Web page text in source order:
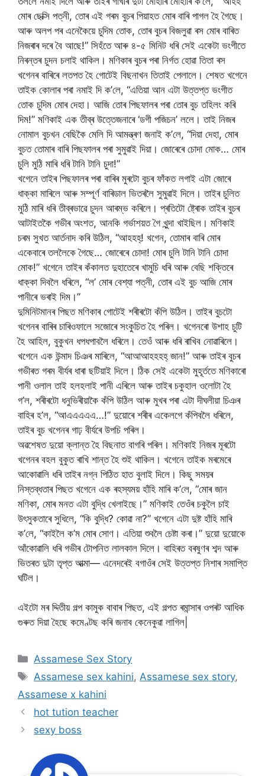
মোৰ ছেক্সি পত্নী, তোৰ এই গৰম বুচৰ পিয়াহত মোৰ বাৰি পাগল হৈ গৈছে।
আৰু অলপ পৰ এনেকৈয়ে চুদিম তোক, তোৰ বুচৰ বিজলুৱা ৰস মোৰ বাৰিত
নিজৰাৰ দৰে বৈ আছে!” সিহঁতে আৰু ৪-৫ মিনিট ধৰি সেই একেটা ভংগীতে
নিৰন্তৰ চুদন চলাই থাকিল। মণিকাৰ বুচৰ পৰা নিৰ্গত হোৱা তিতা ৰস
খগেনৰ বাৰিৰে লতপত হৈ গোটেই বিছনাখন তিতাই পেলালে। শেষত খগেনে
তাইক কোলাৰ পৰা নমাই দি ক’লে, “এতিয়া আন এটা উত্তপ্ত ভংগীত
তোক চুদিম মোৰ দেহা। আজি তোৰ পিছফালৰ পৰা তোৰ বুচ তহিলং কৰি
দিম!” মণিকাই এক তীব্ৰ উত্তেজনাৰে ‘ডগী পজিচন’ ললে। তাই নিজৰ
নোমাল বুচখন বেছিকৈ মেলি দি আমন্ত্ৰণ জনাই ক’লে, “দিয়া দেহা, মোৰ
বুচত তোমাৰ বাৰি পিছফালৰ পৰা সুমুৱাই দিয়া। জোৰেৰে চোদা মোক… মোৰ
চুলি মুঠি মাৰি ধৰি টানি টানি চুদা!”
খগেনে তাইৰ পিছফালৰ পৰা বাৰিৰ মুৰটো বুচৰ ফাঁকত লগাই এটা জোৰে
ধাক্কা মাৰিলে আৰু সম্পূৰ্ণ বাৰিডাল ভিতৰলৈ সুমুৱাই দিলে। তাইৰ চুলিত
মুঠি মাৰি ধৰি তীব্ৰভাৱে চুদন আৰম্ভ কৰিলে। প্ৰতিটো ষ্ট্ৰোক তাইৰ বুচৰ
আটাইতকৈ গভীৰ অংশত, আনকি গৰ্ভাশয়ত গৈ খুন্দা খাইছিল। মণিকাই
চৰম সুখত আৰ্তনাদ কৰি উঠিল, “আহহহ্! খগেন, তোমাৰ বাৰি মোৰ
একেবাৰে তললৈকে গৈছে… জোৰেৰে চোদা! মোৰ চুলি টানি টানি চোদা
মোক!” খগেনে তাইৰ কঁকালত দুহাতেৰে খামুচি ধৰি আৰু বেছি শক্তিৰে
ধাক্কা দিবলৈ ধৰিলে, “ল’ মোৰ বেশ্যা পত্নী, তোৰ এই বুচ আজি মোৰ
পানীৰে ভৰাই দিম।”
দুমিনিটমানৰ পিছত মণিকাৰ গোটেই শৰীৰটো কঁপি উঠিল। তাইৰ বুচটো
খগেনৰ বাৰিৰ চাৰিওফালে সজোৰে সংকুচিত হৈ পৰিল। খগেনৰো উশাহ চুটি
হৈ আহিল, বুকুখন ধপধপাবলৈ ধৰিলে। তেওঁ আৰু ধৰি ৰাখিব নোৱাৰিলে।
খগেনে এক উন্মাদ চিঞৰ মাৰিলে, “আআআহহহহ্ জান!” আৰু তাইৰ বুচৰ
গভীৰত গৰম বীৰ্যৰ ধাৰা ছটিয়াই দিলে। ঠিক সেই একেটা মুহূৰ্ততে মণিকাৰো
পানী ওলাল তাই হলহলাই পানী এৰিলে আৰু তাইৰ চকুহাল ওলোটা হৈ
গ’ল, শৰীৰটো ধনুভিৰীয়াকৈ কঁপি উঠিল আৰু মুখৰ পৰা এটা দীঘলীয়া চিঞৰ
বাহিৰ হ’ল, “আএএএএএ…!” দুয়োৰে শৰীৰ একেলগে কঁপিবলৈ ধৰিলে,
তাইৰ বুচ খগেনৰ গাঢ় বীৰ্যৰে উপচি পৰিল।
অৱশেষত দুয়ো ক্লান্ত হৈ বিছনাত বাগৰি পৰিল। মণিকাই নিজৰ মূৰটো
খগেনৰ বহল বুকুত ৰাখি শান্ত হৈ শুই থাকিল। খগেনে তাইক মৰমেৰে
আকোৱালি ধৰি তাইৰ নগ্ন পিঠিত হাত বুলাই দিলে। কিছু সময়ৰ
নিস্তব্ধতাৰ পিছত খগেনে এক ৰহস্যময় হাঁহি মাৰি ক’লে, “মোৰ জান
মণিকা, মোৰ মনত এটা বুদ্ধি খেলাইছে।” মণিকাই তেওঁৰ চকুলৈ চাই
উৎসুকতাৰে সুধিলে, “কি বুদ্ধি? কোৱা না?” খগেনে এটা দুষ্ট হাঁহি মাৰি
ক’লে, “কাইলৈ ক’ম মোৰ সোণ। এতিয়া শুবলৈ চেষ্টা কৰা।” দুয়ো দুয়োকে
আঁকোৱালি ধৰি গভীৰ টোপনিত লালকাল দিলে। বাহিৰত বৰষুণৰ শব্দ আৰু
ভিতৰত দুটা তৃপ্ত আত্মা— এনেদৰেই বগাওঁৰ সেই উত্তপ্ত নিশাৰ সমাপ্তি
ঘটিল।
এইটো মৰ দ্দিতীয় গল্প কামুক বাবাৰ পিছত, এই গল্পত ৰমান্সাৰ ওপৰট আধিক
গুৰুত দিয়া হৈছে কমেণ্টছ কৰি জনাব কেনেকুৱা লাগিল|
Categories
Assamese Sex Story
Tags
Assamese sex kahini,Assamese sex story,
Assamese x kahini
hot tution teacher
sexy boss